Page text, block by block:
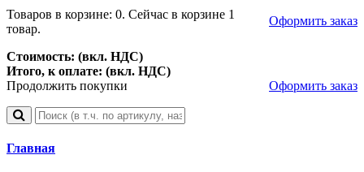
Оформить заказ
Товаров в корзине: 0. Сейчас в корзине 1
товар.
Стоимость: (вкл. НДС)
Итого, к оплате: (вкл. НДС)
Продолжить покупки
Оформить заказ
Главная